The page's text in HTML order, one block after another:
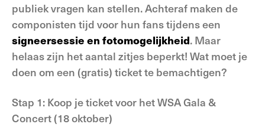
publiek vragen kan stellen. Achteraf maken de
componisten tijd voor hun fans tijdens een
signeersessie en fotomogelijkheid. Maar
helaas zijn het aantal zitjes beperkt! Wat moet je
doen om een (gratis) ticket te bemachtigen?
Stap 1: Koop je ticket voor het WSA Gala &
Concert (18 oktober)